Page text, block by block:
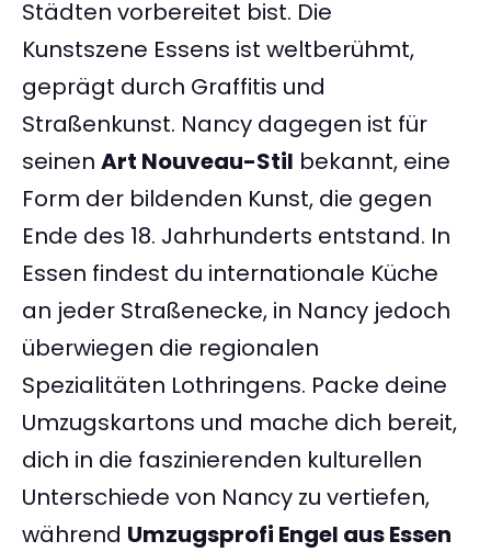
Städten vorbereitet bist. Die
Kunstszene Essens ist weltberühmt,
geprägt durch Graffitis und
Straßenkunst. Nancy dagegen ist für
seinen Art Nouveau-Stil bekannt, eine
Form der bildenden Kunst, die gegen
Ende des 18. Jahrhunderts entstand. In
Essen findest du internationale Küche
an jeder Straßenecke, in Nancy jedoch
überwiegen die regionalen
Spezialitäten Lothringens. Packe deine
Umzugskartons und mache dich bereit,
dich in die faszinierenden kulturellen
Unterschiede von Nancy zu vertiefen,
während Umzugsprofi Engel aus Essen